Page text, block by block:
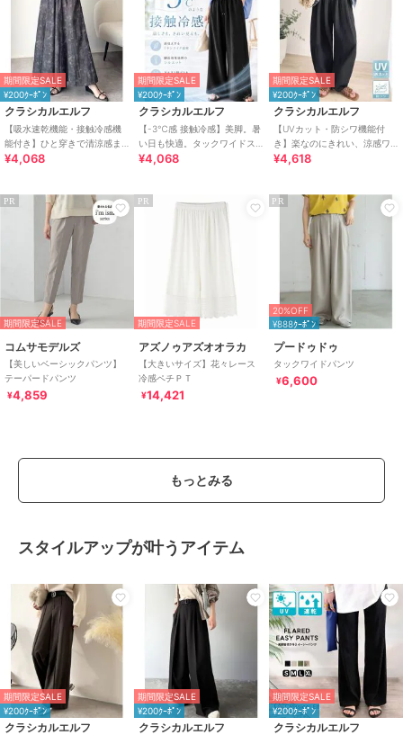
期間限定SALE
¥200ｸｰﾎﾟﾝ
クラシカルエルフ
【吸水速乾機能・接触冷感機
能付き】ひと穿きで清涼感ま
とえる。ボリュームイージー
¥4,068
期間限定SALE
¥200ｸｰﾎﾟﾝ
クラシカルエルフ
【-3℃感 接触冷感】美脚。暑
い日も快適。タックワイドス
トレートイージーパンツ
¥4,068
期間限定SALE
¥200ｸｰﾎﾟﾝ
クラシカルエルフ
【UVカット・防シワ機能付
き】楽なのにきれい、涼感ワ
ッシャー素材イージーカーブ
¥4,618
PR
期間限定SALE
コムサモデルズ
【美しいベーシックパンツ】
テーパードパンツ
¥4,859
PR
期間限定SALE
アズノゥアズオオラカ
【大きいサイズ】花々レース
冷感ペチＰＴ
¥14,421
PR
20%OFF
¥888ｸｰﾎﾟﾝ
プードゥドゥ
タックワイドパンツ
¥6,600
もっとみる
スタイルアップが叶うアイテム
期間限定SALE
¥200ｸｰﾎﾟﾝ
クラシカルエルフ
期間限定SALE
¥200ｸｰﾎﾟﾝ
クラシカルエルフ
期間限定SALE
¥200ｸｰﾎﾟﾝ
クラシカルエルフ